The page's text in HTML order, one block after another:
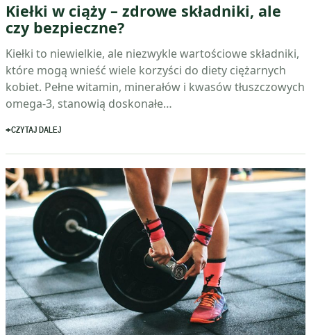
Kiełki w ciąży – zdrowe składniki, ale
czy bezpieczne?
Kiełki to niewielkie, ale niezwykle wartościowe składniki,
które mogą wnieść wiele korzyści do diety ciężarnych
kobiet. Pełne witamin, minerałów i kwasów tłuszczowych
omega-3, stanowią doskonałe…
CZYTAJ DALEJ